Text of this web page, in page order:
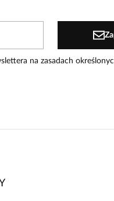
na zasadach